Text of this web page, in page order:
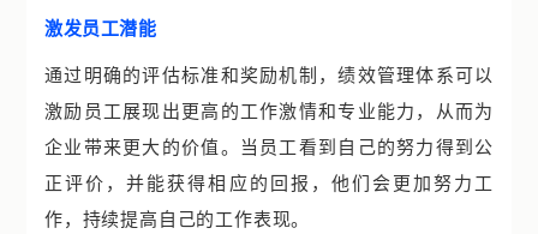
激发员工潜能
通过明确的评估标准和奖励机制，绩效管理体系可以
激励员工展现出更高的工作激情和专业能力，从而为
企业带来更大的价值。当员工看到自己的努力得到公
正评价，并能获得相应的回报，他们会更加努力工
作，持续提高自己的工作表现。